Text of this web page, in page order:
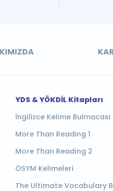
YDS & YÖKDİL Kitapları
İngilizce Kelime Bulmacası
More Than Reading 1
More Than Reading 2
ÖSYM Kelimeleri
The Ultimate Vocabulary